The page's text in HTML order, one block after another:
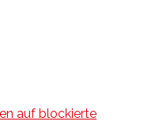
auf blockierte